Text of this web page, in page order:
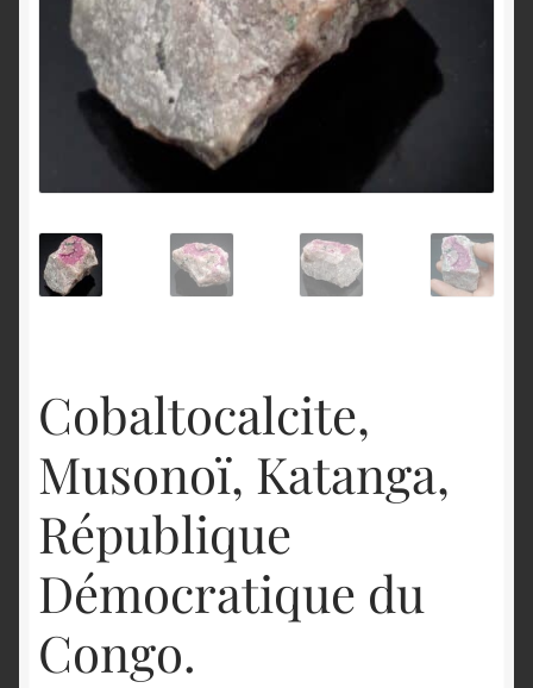
Cobaltocalcite,
Musonoï, Katanga,
République
Démocratique du
Congo.